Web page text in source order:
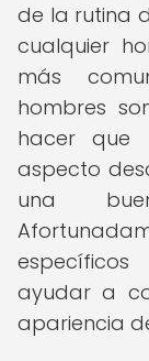
de la rutina
cualquier
más
hombres
hacer que
aspecto
una
ayudar a
apariencia